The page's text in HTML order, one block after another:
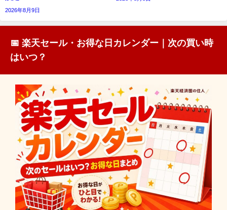
2026年8月9日
📅 楽天セール・お得な日カレンダー｜次の買い時
はいつ？